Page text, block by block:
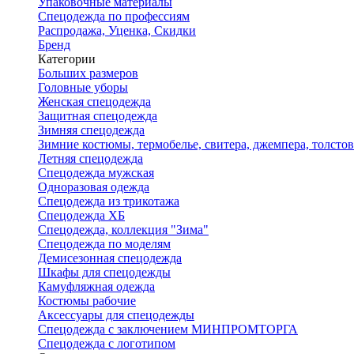
Спецодежда по профессиям
Распродажа, Уценка, Скидки
Бренд
Категории
Больших размеров
Головные уборы
Женская спецодежда
Защитная спецодежда
Зимняя спецодежда
Зимние костюмы, термобелье, свитера, джемпера,
Летняя спецодежда
Спецодежда мужская
Одноразовая одежда
Спецодежда из трикотажа
Спецодежда ХБ
Спецодежда, коллекция "Зима"
Спецодежда по моделям
Демисезонная спецодежда
Шкафы для спецодежды
Камуфляжная одежда
Костюмы рабочие
Аксессуары для спецодежды
Спецодежда с заключением МИНПРОМТОРГА
Спецодежда с логотипом